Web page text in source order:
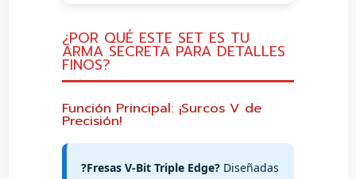
¿POR QUÉ ESTE SET ES TU
ARMA SECRETA PARA DETALLES
FINOS?
Función Principal: ¡Surcos V de
Precisión!
?Fresas V-Bit Triple Edge? Diseñadas